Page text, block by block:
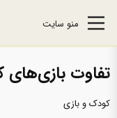
منو سایت
تفاوت بازی‌های
کودک و بازی